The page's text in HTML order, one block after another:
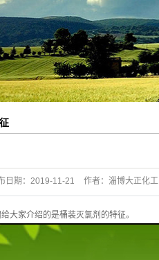
消器
日期： 2019-11-21 作者： 淄博大正化工
大家介绍的是桶装灭氯剂 的特征。